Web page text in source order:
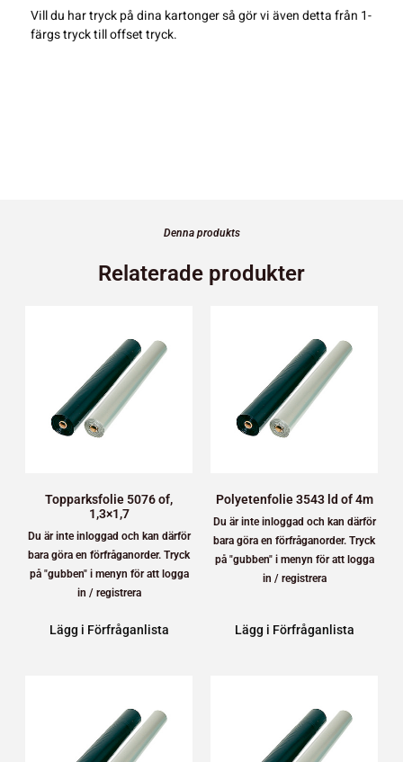
Vill du har tryck på dina kartonger så gör vi även detta från 1-
färgs tryck till offset tryck.
Denna produkts
Relaterade produkter
Topparksfolie 5076 of,
1,3×1,7
Du är inte inloggad och kan därför
bara göra en förfråganorder. Tryck
på "gubben" i menyn för att logga
in / registrera
Lägg i Förfråganlista
Polyetenfolie 3543 ld of 4m
Du är inte inloggad och kan därför
bara göra en förfråganorder. Tryck
på "gubben" i menyn för att logga
in / registrera
Lägg i Förfråganlista